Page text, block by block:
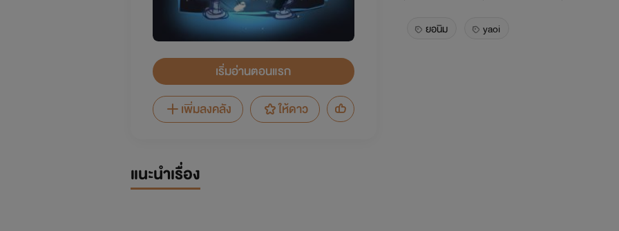
เริ่มอ่านตอนแรก
เพิ่มลงคลัง
ให้ดาว
ยอนิม yaoi
แนะนำเรื่อง